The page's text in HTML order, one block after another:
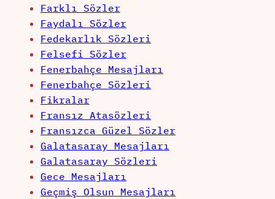
Farklı Sözler
Faydalı Sözler
Fedekarlık Sözleri
Felsefi Sözler
Fenerbahçe Mesajları
Fenerbahçe Sözleri
Fikralar
Fransız Atasözleri
Fransızca Güzel Sözler
Galatasaray Mesajları
Galatasaray Sözleri
Gece Mesajları
Geçmiş Olsun Mesajları